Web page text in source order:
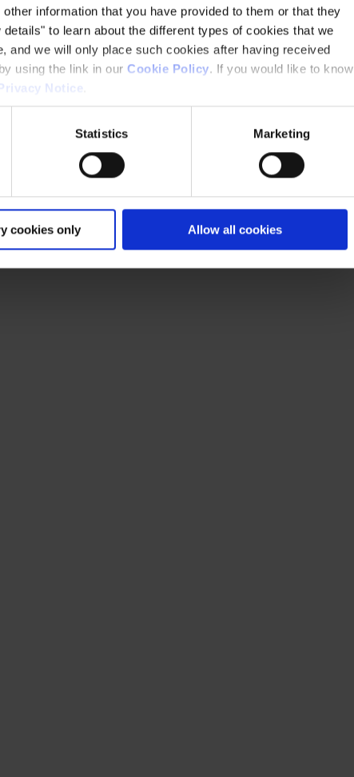
information that you have provided to them or that they
to learn about the different types of cookies that we
and we will only place such cookies after having received
using the link in our Cookie Policy. If you would like to know
Notice
Statistics Marketing
cookies only Allow all cookies